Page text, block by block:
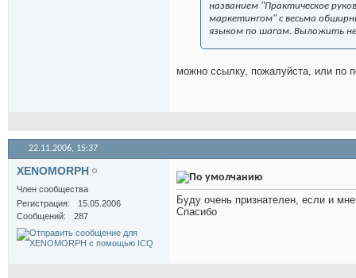
названием "Практическое
маркетингом" с весьма
языком по шагам. Выложить не
можно ссылку, пожалуйста, или по
22.11.2006, 15:37
XENOMORPH
Член сообщества
Регистрация
15.05.2006
Сообщений
287
Буду очень признателен, если и
Спасибо